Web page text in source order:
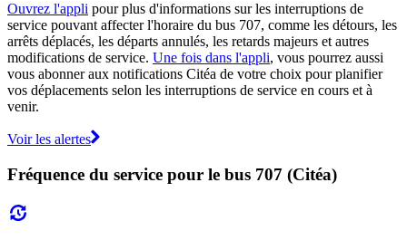
Ouvrez l'appli pour plus d'informations sur les interruptions de
service pouvant affecter l'horaire du bus 707, comme les détours, les
arrêts déplacés, les départs annulés, les retards majeurs et autres
modifications de service. Une fois dans l'appli, vous pourrez aussi
vous abonner aux notifications Citéa de votre choix pour planifier
vos déplacements selon les interruptions de service en cours et à
venir.
Voir les alertes
Fréquence du service pour le bus 707 (Citéa)